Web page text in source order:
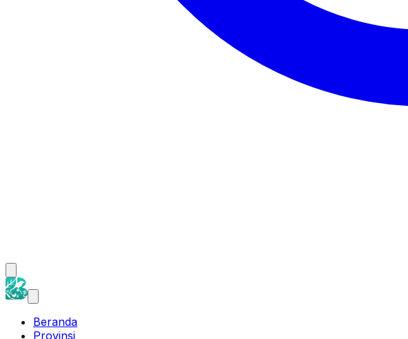
Beranda
Provinsi